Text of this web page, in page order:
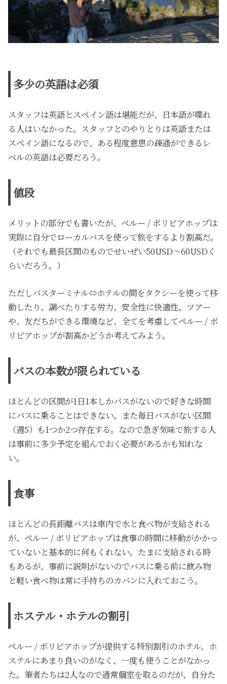
多少の英語は必須
スタッフは英語とスペイン語は堪能だが、日本語が喋れ
る人はいなかった。スタッフとのやりとりは英語または
スペイン語になるので、ある程度意思の疎通ができるレ
ベルの英語は必要だろう。
値段
メリットの部分でも書いたが、ペルー / ボリビアホップは
実際に自分でローカルバスを使って旅をするより割高だ。
（それでも最長区間のものでせいぜい50USD～60USDく
らいだろう。）
ただしバスターミナル⇔ホテルの間をタクシーを使って移
動したり、調べたりする労力、安全性に快適性、ツアー
や、友だちができる環境など、全てを考慮してペルー / ボ
リビアホップが割高かどうか考えてみよう。
バスの本数が限られている
ほとんどの区間が1日1本しかバスがないので好きな時間
にバスに乗ることはできない。また毎日バスがない区間
（週5）も1つか2つ存在する。なので急ぎ気味で旅する人
は事前に多少予定を組んでおく必要があるかも知れな
い。
食事
ほとんどの長距離バスは車内で水と食べ物が支給される
が、ペルー / ボリビアホップは食事の時間に移動がかかっ
ていないと基本的に何もくれない。たまに支給される時
もあるが、事前に説明がないのでバスに乗る前に飲み物
と軽い食べ物は常に手持ちのカバンに入れておこう。
ホステル・ホテルの割引
ペルー / ボリビアホップが提供する特別割引のホテル、ホ
ステルにあまり良いのがなく、一度も使うことがなかっ
た。筆者たちは2人なので通常個室を取るのだが、自分た